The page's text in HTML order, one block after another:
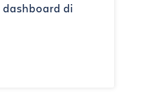
dashboard di